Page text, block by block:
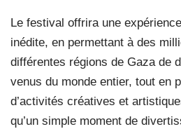
Le festival offrira une
inédite, en permettant à des
différentes régions de Gaza de
venus du monde entier, tout en
d’activités créatives et
qu’un simple moment de